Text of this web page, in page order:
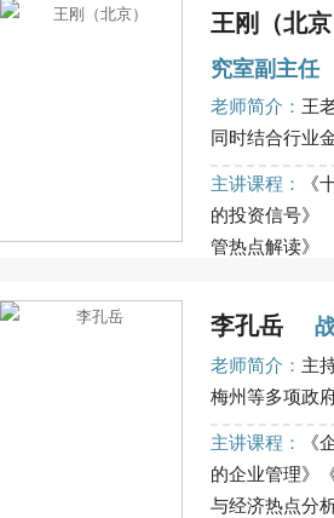
王刚（北京
究室副主任
老师简介： 王
同时结合行业
主讲课程：
《
的投资信号》
管热点解读》
李孔岳
老师简介： 主
梅州等多项政
主讲课程：
《
的企业管理》
与经济热点分